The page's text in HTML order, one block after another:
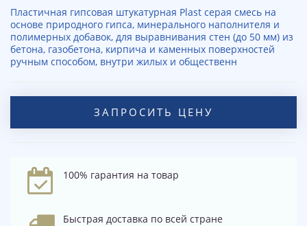
Пластичная гипсовая штукатурная Plast серая смесь на
основе природного гипса, минерального наполнителя и
полимерных добавок, для выравнивания стен (до 50 мм) из
бетона, газобетона, кирпича и каменных поверхностей
ручным способом, внутри жилых и общественн
ЗАПРОСИТЬ ЦЕНУ
100% гарантия на товар
Быстрая доставка по всей стране